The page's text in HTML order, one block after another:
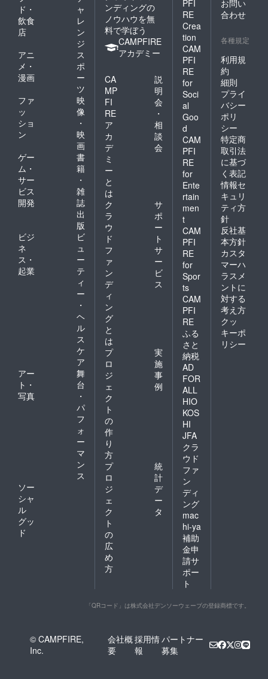
ド・
飲食
店
ャ
レ
ン
ジ
アニ
メ・
漫画
ス
ポ
ー
ツ
ファ
ッ
ショ
ン
映
像
・
映
画
ゲー
ム・
サー
ビス
開発
書
籍
・
雑
誌
出
版
ビジ
ネ
ス・
起業
ビ
ュ
ー
テ
ィ
ー
・
ヘ
ル
ス
ケ
ア
アー
ト・
写真
舞
台
・
パ
フ
ォ
ー
マ
ン
ス
ソー
シャ
ル
グッ
ド
ンディングの
ノウハウを無
料で学ぼう
CAMPFIRE
アカデミー
CA
MP
FI
RE
ア
カ
デ
ミ
ー
と
は
説
明
会
・
相
談
会
ク
ラ
ウ
ド
フ
ァ
ン
デ
ィ
ン
グ
と
は
サ
ポ
ー
ト
サ
ー
ビ
ス
プ
ロ
ジ
ェ
ク
ト
の
作
り
方
実
施
事
例
プ
ロ
ジ
ェ
ク
ト
の
広
め
方
統
計
デ
ー
タ
PFI
RE
Crea
tion
CAM
PFI
RE
for
Soci
al
Goo
d
CAM
PFI
RE
for
Ente
rtain
men
t
CAM
PFI
RE
for
Spor
ts
CAM
PFI
RE
ふる
さと
納税
AD
FOR
ALL
HIO
KOS
HI
JFA
クラ
ウド
ファ
ン
ディ
ング
mac
hi-ya
補助
金申
請サ
ポー
ト
お問い
合わせ
各種規定
利用規
約
細則
プライ
バシー
ポリ
シー
特定商
取引法
に基づ
く表記
情報セ
キュリ
ティ方
針
反社基
本方針
カスタ
マーハ
ラスメ
ントに
対する
考え方
クッ
キーポ
リシー
「QRコード」は株式会社デンソーウェーブの登録商標です。
© CAMPFIRE,
Inc.
会社概
要
採用情
報
パートナー
募集